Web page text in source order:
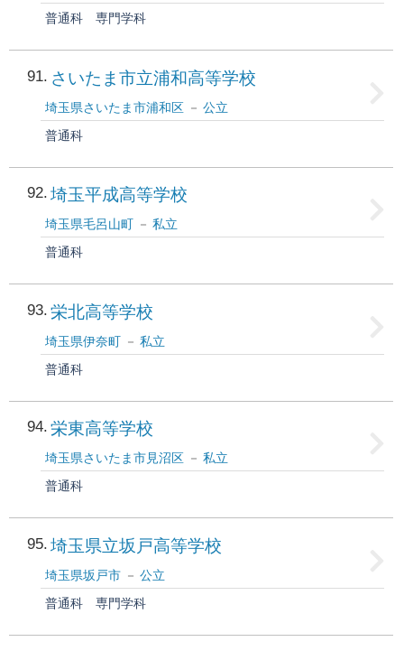
普通科
専門学科
91 さいたま市立浦和高等学校
埼玉県さいたま市浦和区
公立
普通科
92 埼玉平成高等学校
埼玉県毛呂山町
私立
普通科
93 栄北高等学校
埼玉県伊奈町
私立
普通科
94 栄東高等学校
埼玉県さいたま市見沼区
私立
普通科
95 埼玉県立坂戸高等学校
埼玉県坂戸市
公立
普通科
専門学科